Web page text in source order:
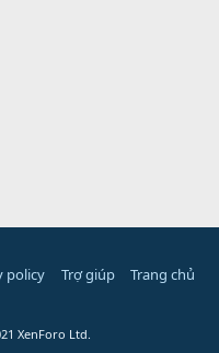
policy Trợ giúp Trang chủ
XenForo Ltd.